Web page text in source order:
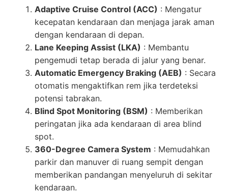
Adaptive Cruise Control (ACC) : Mengatur
kecepatan kendaraan dan menjaga jarak aman
dengan kendaraan di depan.
Lane Keeping Assist (LKA) : Membantu
pengemudi tetap berada di jalur yang benar.
Automatic Emergency Braking (AEB) : Secara
otomatis mengaktifkan rem jika terdeteksi
potensi tabrakan.
Blind Spot Monitoring (BSM) : Memberikan
peringatan jika ada kendaraan di area blind
spot.
360-Degree Camera System : Memudahkan
parkir dan manuver di ruang sempit dengan
memberikan pandangan menyeluruh di sekitar
kendaraan.